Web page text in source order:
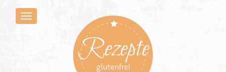
Rezepte
glutenfrei